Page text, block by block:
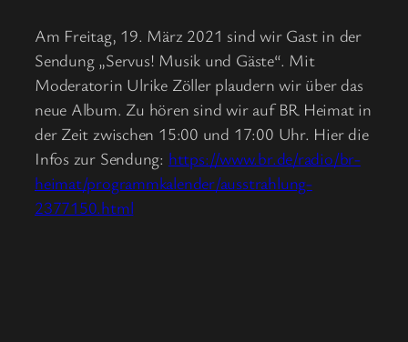
Am Freitag, 19. März 2021 sind wir Gast in der
Sendung „Servus! Musik und Gäste“. Mit
Moderatorin Ulrike Zöller plaudern wir über das
neue Album. Zu hören sind wir auf BR Heimat in
der Zeit zwischen 15:00 und 17:00 Uhr. Hier die
Infos zur Sendung: https://www.br.de/radio/br-
heimat/programmkalender/ausstrahlung-
2377150.html